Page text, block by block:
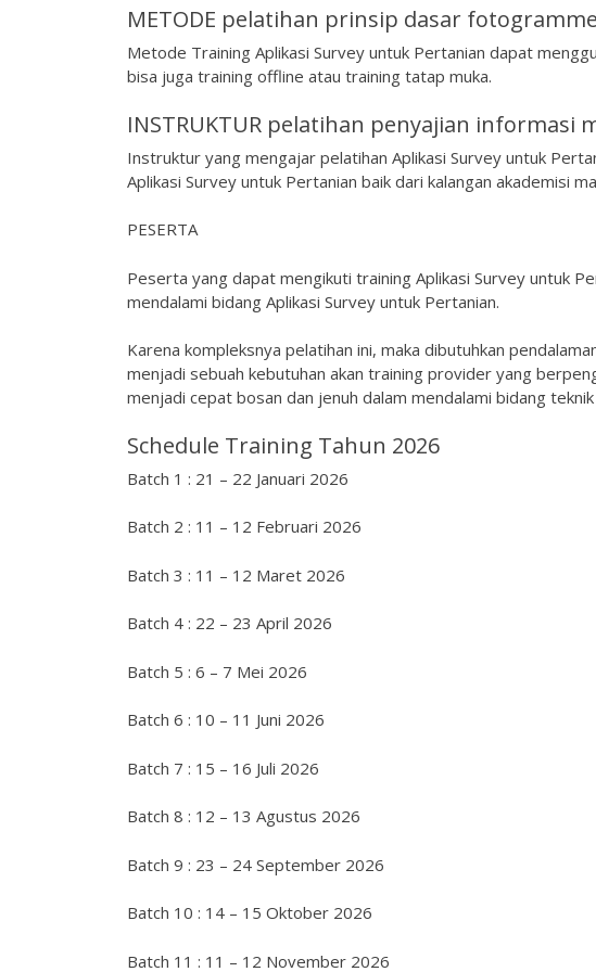
METODE pelatihan prinsip dasar
Metode Training Aplikasi Survey untuk Pertanian dapat
bisa juga training offline atau training tatap muka.
INSTRUKTUR pelatihan penyajian informasi
Instruktur yang mengajar pelatihan Aplikasi Survey untuk
Aplikasi Survey untuk Pertanian baik dari kalangan akademisi
PESERTA
Peserta yang dapat mengikuti training Aplikasi Survey untuk
mendalami bidang Aplikasi Survey untuk Pertanian.
Karena kompleksnya pelatihan ini, maka dibutuhkan
menjadi sebuah kebutuhan akan training provider yang
menjadi cepat bosan dan jenuh dalam mendalami bidang teknik
Schedule Training Tahun 2026
Batch 1 : 21 – 22 Januari 2026
Batch 2 : 11 – 12 Februari 2026
Batch 3 : 11 – 12 Maret 2026
Batch 4 : 22 – 23 April 2026
Batch 5 : 6 – 7 Mei 2026
Batch 6 : 10 – 11 Juni 2026
Batch 7 : 15 – 16 Juli 2026
Batch 8 : 12 – 13 Agustus 2026
Batch 9 : 23 – 24 September 2026
Batch 10 : 14 – 15 Oktober 2026
Batch 11 : 11 – 12 November 2026